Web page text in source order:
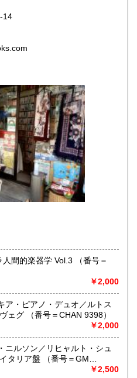
愛媛県
長崎県
大分県
鹿児島県
14
。（特記されたものを除きま
でお届けしています。
指定になる場合又は、
実費をお支払い頂きます。
き手数料及び送料の実費をお
は実費をご負担下さい。 お
の適格請求書発行事業者では
ています。
したら通常24時間以内にお
楽器学 Vol.3 （番号＝
￥2,000
ワフスキ、バルトーク、ヘルヴェグ （番号＝CHAN 9398）
￥2,000
（番号＝GM
￥2,500